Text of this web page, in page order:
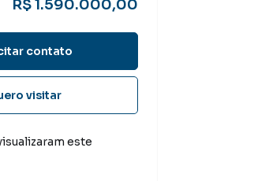
R$ 1.590.000,00
contato
visitar
este